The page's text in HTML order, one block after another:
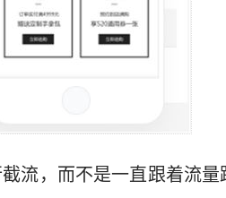
流，而不是一直跟着流量